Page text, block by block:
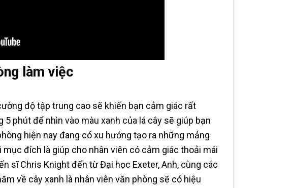
làm việc
độ tập trung cao sẽ khiến bạn cảm giác rất
phút để nhìn vào màu xanh của lá cây sẽ giúp bạn
hiện nay đang có xu hướng tạo ra những mảng
đích là giúp cho nhân viên có cảm giác thoải mái
sĩ Chris Knight đến từ Đại học Exeter, Anh, cùng các
về cây xanh là nhân viên văn phòng sẽ có hiệu